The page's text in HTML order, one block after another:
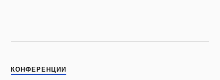
КОНФЕРЕНЦИИ